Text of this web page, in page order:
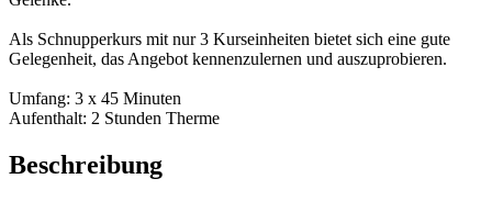
Als Schnupperkurs mit nur 3 Kurseinheiten bietet sich eine gute
Gelegenheit, das Angebot kennenzulernen und auszuprobieren.
Umfang: 3 x 45 Minuten
Aufenthalt: 2 Stunden Therme
Beschreibung